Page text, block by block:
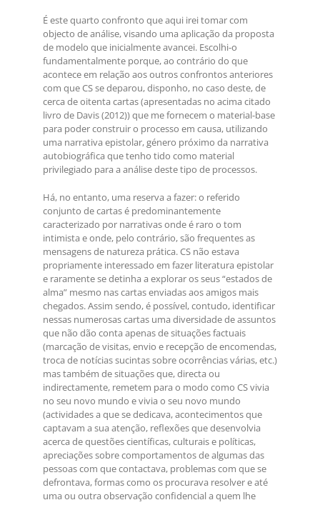
É este quarto confronto que aqui irei tomar com
objecto de análise, visando uma aplicação da proposta
de modelo que inicialmente avancei. Escolhi-o
fundamentalmente porque, ao contrário do que
acontece em relação aos outros confrontos anteriores
com que CS se deparou, disponho, no caso deste, de
cerca de oitenta cartas (apresentadas no acima citado
livro de Davis (2012)) que me fornecem o material-base
para poder construir o processo em causa, utilizando
uma narrativa epistolar, género próximo da narrativa
autobiográfica que tenho tido como material
privilegiado para a análise deste tipo de processos.
Há, no entanto, uma reserva a fazer: o referido
conjunto de cartas é predominantemente
caracterizado por narrativas onde é raro o tom
intimista e onde, pelo contrário, são frequentes as
mensagens de natureza prática. CS não estava
propriamente interessado em fazer literatura epistolar
e raramente se detinha a explorar os seus “estados de
alma” mesmo nas cartas enviadas aos amigos mais
chegados. Assim sendo, é possível, contudo, identificar
nessas numerosas cartas uma diversidade de assuntos
que não dão conta apenas de situações factuais
(marcação de visitas, envio e recepção de encomendas,
troca de notícias sucintas sobre ocorrências várias, etc.)
mas também de situações que, directa ou
indirectamente, remetem para o modo como CS vivia
no seu novo mundo e vivia o seu novo mundo
(actividades a que se dedicava, acontecimentos que
captavam a sua atenção, reflexões que desenvolvia
acerca de questões científicas, culturais e políticas,
apreciações sobre comportamentos de algumas das
pessoas com que contactava, problemas com que se
defrontava, formas como os procurava resolver e até
uma ou outra observação confidencial a quem lhe